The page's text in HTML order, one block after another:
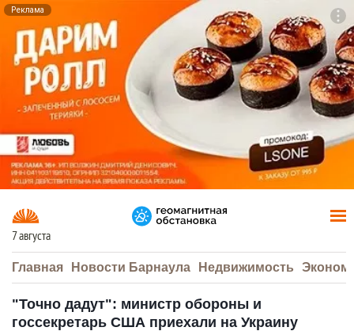
Реклама
7 августа
Главная Новости Барнаула Недвижимость
"Точно дадут": министр обороны и
госсекретарь США приехали на Украину